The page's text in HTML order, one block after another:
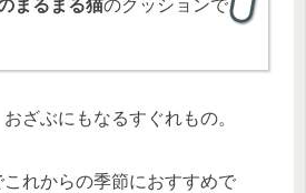
まるまる猫のクッションで
ざぶにもなるすぐれもの。
これからの季節におすすめで